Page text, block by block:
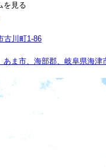
を見る
古川町1-86
ま市、海部郡、岐阜県海津